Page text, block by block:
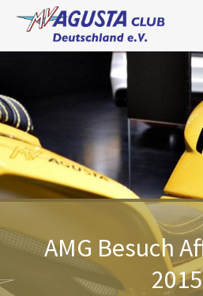
Inhalt
springen
AMG Besuch
2015